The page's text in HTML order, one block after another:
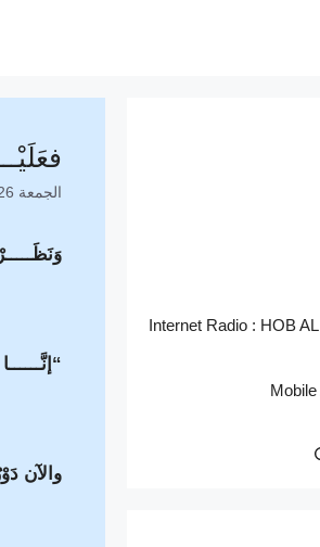
الجمعة 26 ربيع الثاني 1442هـ 11-12-2020م
والآن